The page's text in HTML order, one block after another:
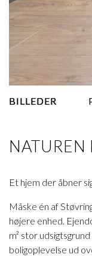
BILLEDER
NATUREN
Et hjem der åbner
Måske én af
højere enhed.
m² stor
boligoplevelse ud